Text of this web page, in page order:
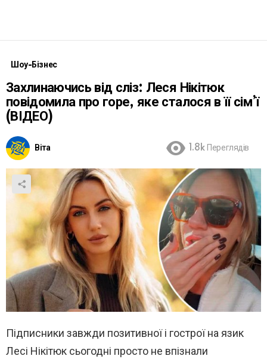
Шоу-Бізнес
Захлинаючись від сліз: Леся Нікітюк
повідомила про горе, яке сталося в її сім’ї
(ВІДЕО)
Віта 1.8k Переглядів
Підписники завжди позитивної і гострої на язик
Лесі Нікітюк сьогодні просто не впізнали